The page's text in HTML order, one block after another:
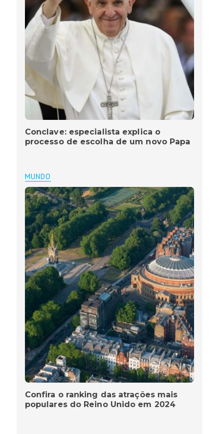
Conclave: especialista explica o
processo de escolha de um novo Papa
MUNDO
Confira o ranking das atrações mais
populares do Reino Unido em 2024